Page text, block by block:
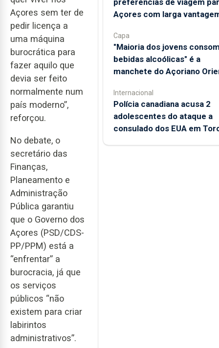
Açores sem ter de
pedir licença a
uma máquina
burocrática para
fazer aquilo que
devia ser feito
normalmente num
país moderno”,
reforçou.
No debate, o
secretário das
Finanças,
Planeamento e
Administração
Pública garantiu
que o Governo dos
Açores (PSD/CDS-
PP/PPM) está a
“enfrentar” a
burocracia, já que
os serviços
públicos “não
existem para criar
labirintos
administrativos”.
Açores com larga
Capa
"Maioria dos jovens
bebidas alcoólicas" é a
manchete do Açoriano
Internacional
Polícia canadiana acusa 2
adolescentes do ataque a
consulado dos EUA em